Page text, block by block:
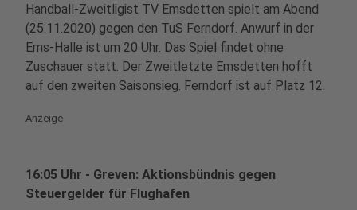
Handball-Zweitligist TV Emsdetten spielt am Abend
(25.11.2020) gegen den TuS Ferndorf. Anwurf in der
Ems-Halle ist um 20 Uhr. Das Spiel findet ohne
Zuschauer statt. Der Zweitletzte Emsdetten hofft
auf den zweiten Saisonsieg. Ferndorf ist auf Platz 12.
Anzeige
16:05 Uhr - Greven: Aktionsbündnis gegen
Steuergelder für Flughafen